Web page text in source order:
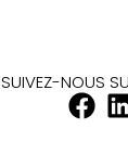
SUIVEZ-NOUS